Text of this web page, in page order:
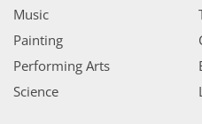
Music
Painting
Performing Arts
Science